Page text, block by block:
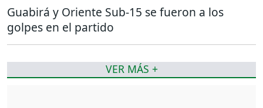
Guabirá y Oriente Sub-15 se fueron a los
golpes en el partido
VER MÁS +